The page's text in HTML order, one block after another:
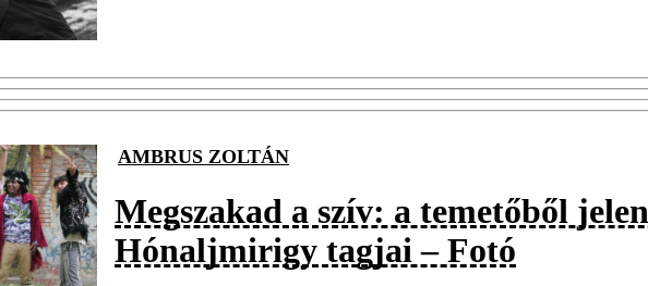
AMBRUS ZOLTÁN
Megszakad a szív: a temetőből
Hónaljmirigy tagjai – Fotó